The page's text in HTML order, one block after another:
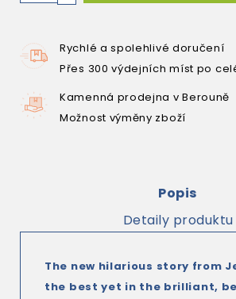
Rychlé a spolehlivé doručení
Přes 300 výdejních míst po
Kamenná prodejna v Berouně
Možnost výměny zboží
Popis
Detaily produktu
The new hilarious story from
the best yet in the brilliant,